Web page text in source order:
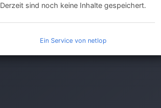
Derzeit sind noch keine Inhalte gespeichert.
Ein Service von netlop